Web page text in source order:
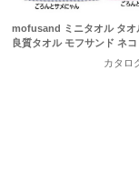
mofusand ミニタオル タオ
良質タオル モフサンド ネコ
カタロ